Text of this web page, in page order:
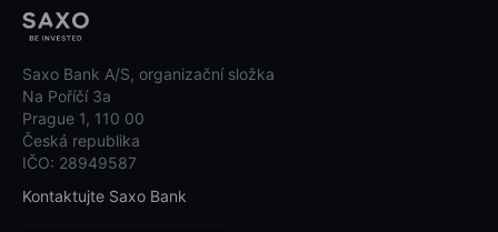
Saxo Bank A/S, organizační složka
Na Poříčí 3a
Prague 1, 110 00
Česká republika
IČO: 28949587
Kontaktujte Saxo Bank